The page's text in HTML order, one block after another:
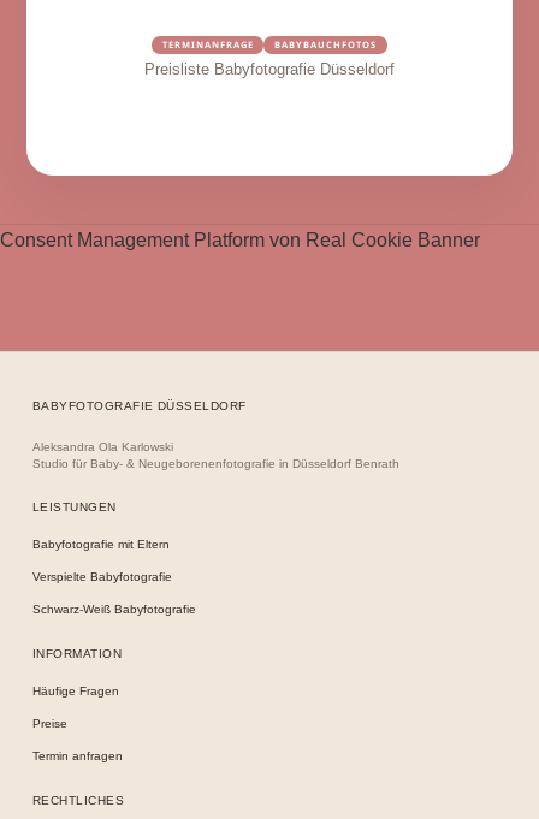
TERMINANFRAGE BABYBAUCHFOTOS
Preisliste Babyfotografie Düsseldorf
Consent Management Platform von Real Cookie Banner
BABYFOTOGRAFIE DÜSSELDORF
Aleksandra Ola Karlowski
Studio für Baby- & Neugeborenenfotografie in Düsseldorf Benrath
LEISTUNGEN
Babyfotografie mit Eltern
Verspielte Babyfotografie
Schwarz-Weiß Babyfotografie
INFORMATION
Häufige Fragen
Preise
Termin anfragen
RECHTLICHES